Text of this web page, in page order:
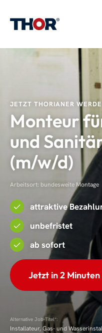
JETZT THORIANER
Monteur
und
(m/w/d)
Arbeitsort: bundesweite Montage
attraktive
unbefristet
ab sofort
Jetzt in 2
Alternative Job-Titel*:
Installateur, Gas- und